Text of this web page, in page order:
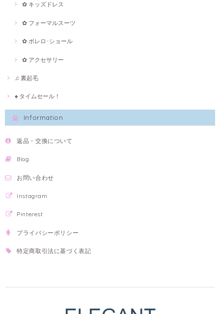
✿ キッズドレス
✿ フォーマルスーツ
✿ ボレロ･ショール
✿ アクセサリー
♫ 裏起毛
♠ タイムセール！
Information
返品・交換について
Blog
お問い合わせ
Instagram
Pinterest
プライバシーポリシー
特定商取引法に基づく表記